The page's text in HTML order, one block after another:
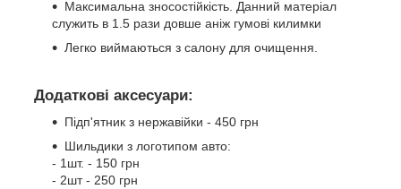
Максимальна зносостійкість. Данний матеріал
служить в 1.5 рази довше аніж гумові килимки
Легко виймаються з салону для очищення.
Додаткові аксесуари:
Підп'ятник з нержавійки - 450 грн
Шильдики з логотипом авто:
- 1шт. - 150 грн
- 2шт - 250 грн